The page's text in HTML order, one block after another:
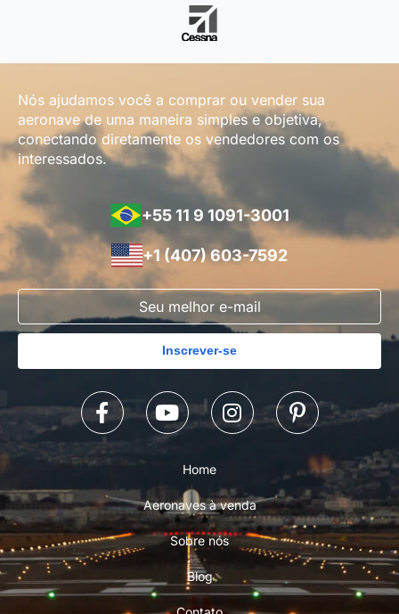
Nós ajudamos você a comprar ou vender sua
aeronave de uma maneira simples e objetiva,
conectando diretamente os vendedores com os
interessados.
+55 11 9 1091-3001
+1 (407) 603-7592
Inscrever-se
Home
Aeronaves à venda
Sobre nós
Blog